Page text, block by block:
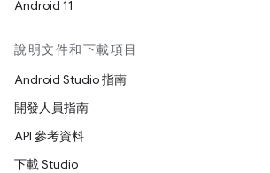
Android 11
說明文件和下載項目
Android Studio 指南
開發人員指南
API 參考資料
下載 Studio